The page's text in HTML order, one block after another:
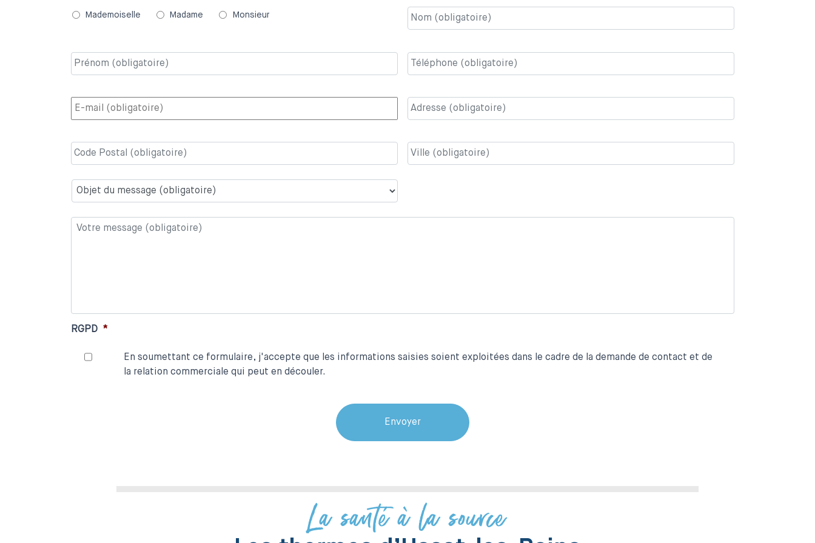
Mademoiselle Madame Monsieur
(obligatoire)
(obligatoire)
(obligatoire)
*
mail
(obligatoire)
(obligatoire)
Postal
*
(obligatoire)
*
Objet
du
message
(obligatoire) *
Votre
message
RGPD *
En soumettant ce formulaire, j'accepte que les informations saisies soient exploitées dans le cadre de la demande de contact et de
la relation commerciale qui peut en découler.
La santé à la source